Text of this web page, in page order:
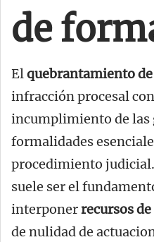
de
Elquebrantamiento
infracción procesal
incumplimiento de las
formalidades
procedimiento
suele ser el
interponerrecursos
de nulidad de